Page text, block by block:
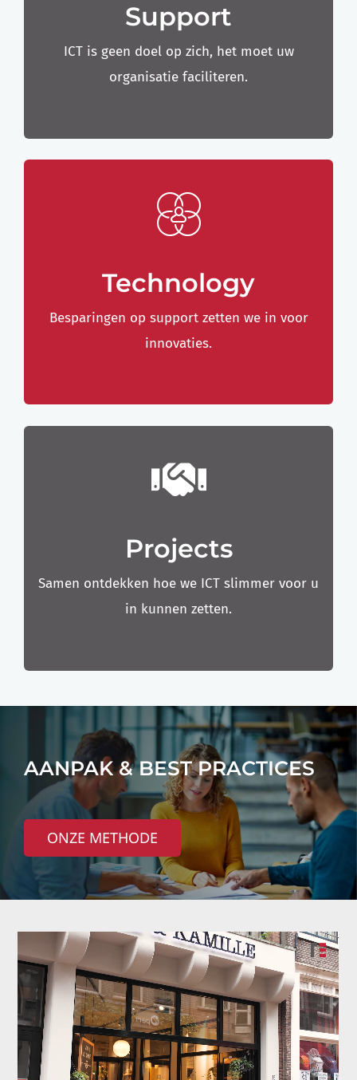
Support
ICT is geen doel op zich, het moet uw
organisatie faciliteren.
Technology
Besparingen op support zetten we in voor
innovaties.
Projects
Samen ontdekken hoe we ICT slimmer voor u
in kunnen zetten.
AANPAK & BEST PRACTICES
ONZE METHODE